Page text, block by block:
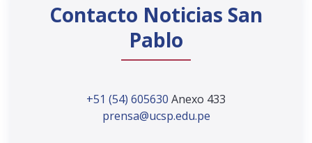
Contacto Noticias San
Pablo
+51 (54) 605630 Anexo 433
prensa@ucsp.edu.pe